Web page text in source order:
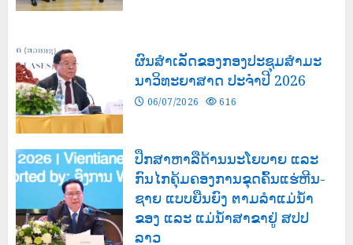
ຜົນສໍາເລັດຂອງກອງປະຊຸມສຳມະ
ນາວິທະຍາສາດ ປະຈຳປີ 2026
06/07/2026 616
ປຶກສາຫາລືດ້ານນະໂຍບາຍ ແລະ
ກົນໄກຄຸ້ມຄອງການຂຸດຄົ້ນແຮ່ຫີນ-
ຊາຍ ແບບຍືນຍົງ ຕາມລຳແມ່ນໍ້າ
ຂອງ ແລະ ແມ່ນໍ້າສາຂາຢູ່ ສປປ
ລາວ